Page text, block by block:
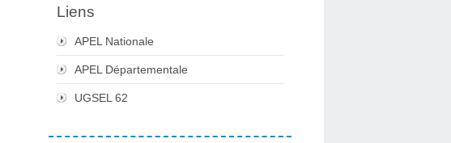
Liens
APEL Nationale
APEL Départementale
UGSEL 62